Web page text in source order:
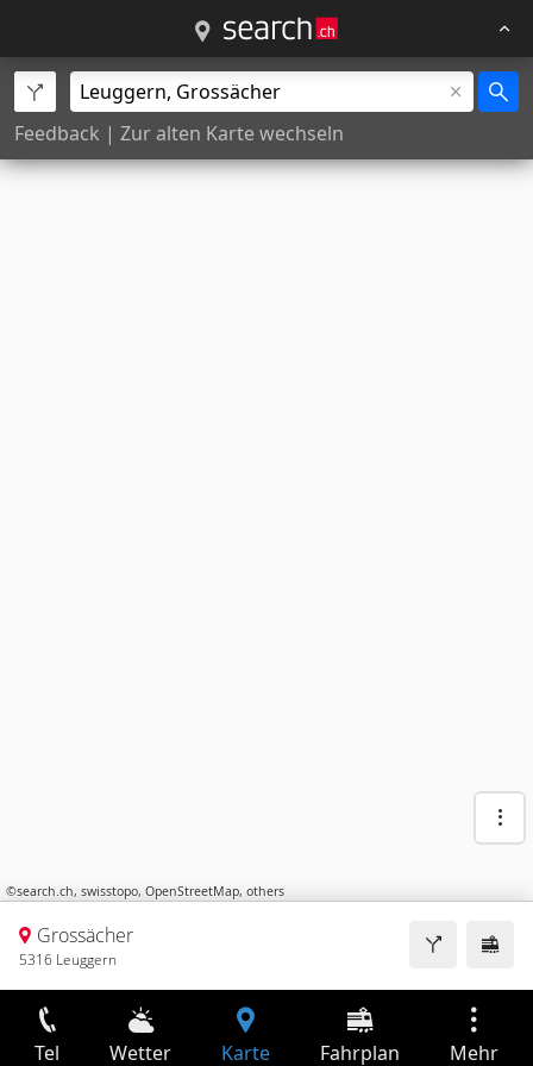
Feedback | Zur alten Karte wechseln
©search.ch, swisstopo, OpenStreetMap, others
Grossächer
5316 Leuggern
Tel Wetter Karte Fahrplan Mehr